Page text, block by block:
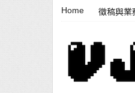
Home 徵稿與業